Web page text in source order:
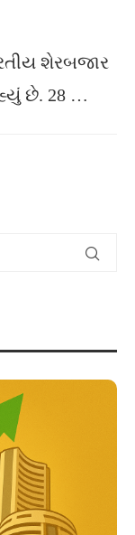
શેરબજાર
છે. 28 …